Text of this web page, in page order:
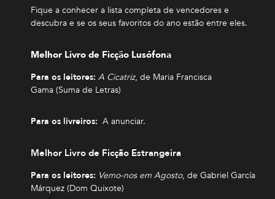
Fique a conhecer a lista completa de vencedores e
descubra e se os seus favoritos do ano estão entre eles.
Melhor Livro de Ficção Lusófona
Para os leitores: A Cicatriz, de Maria Francisca
Gama (Suma de Letras)
Para os livreiros: A anunciar.
Melhor Livro de Ficção Estrangeira
Para os leitores: Vemo-nos em Agosto, de Gabriel García
Márquez (Dom Quixote)